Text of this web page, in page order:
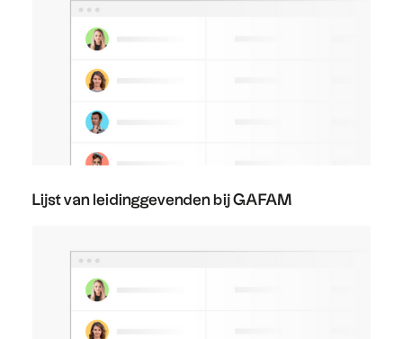
Lijst van leidinggevenden bij GAFAM